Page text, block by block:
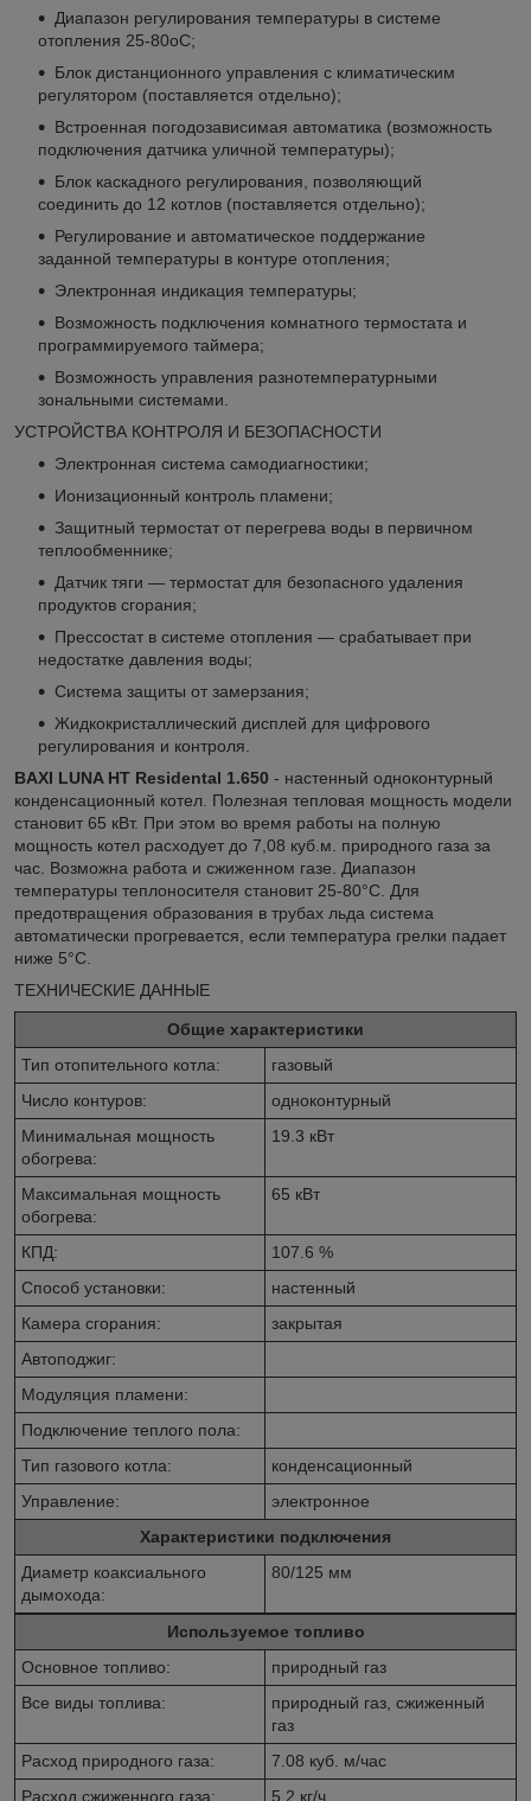
Диапазон регулирования температуры в системе
отопления 25-80оС;
Блок дистанционного управления с климатическим
регулятором (поставляется отдельно);
Встроенная погодозависимая автоматика (возможность
подключения датчика уличной температуры);
Блок каскадного регулирования, позволяющий
соединить до 12 котлов (поставляется отдельно);
Регулирование и автоматическое поддержание
заданной температуры в контуре отопления;
Электронная индикация температуры;
Возможность подключения комнатного термостата и
программируемого таймера;
Возможность управления разнотемпературными
зональными системами.
УСТРОЙСТВА КОНТРОЛЯ И БЕЗОПАСНОСТИ
Электронная система самодиагностики;
Ионизационный контроль пламени;
Защитный термостат от перегрева воды в первичном
теплообменнике;
Датчик тяги — термостат для безопасного удаления
продуктов сгорания;
Прессостат в системе отопления — срабатывает при
недостатке давления воды;
Система защиты от замерзания;
Жидкокристаллический дисплей для цифрового
регулирования и контроля.
BAXI LUNA HT Residental 1.650 - настенный одноконтурный
конденсационный котел. Полезная тепловая мощность модели
становит 65 кВт. При этом во время работы на полную
мощность котел расходует до 7,08 куб.м. природного газа за
час. Возможна работа и сжиженном газе. Диапазон
температуры теплоносителя становит 25-80°C. Для
предотвращения образования в трубах льда система
автоматически прогревается, если температура грелки падает
ниже 5°С.
ТЕХНИЧЕСКИЕ ДАННЫЕ
Общие характеристики
Тип отопительного котла:
газовый
Число контуров:
одноконтурный
Минимальная мощность
обогрева:
19.3 кВт
Максимальная мощность
обогрева:
65 кВт
КПД:
107.6 %
Способ установки:
настенный
Камера сгорания:
закрытая
Автоподжиг:
Модуляция пламени:
Подключение теплого пола:
Тип газового котла:
конденсационный
Управление:
электронное
Характеристики подключения
Диаметр коаксиального
дымохода:
80/125 мм
Используемое топливо
Основное топливо:
природный газ
Все виды топлива:
природный газ, сжиженный
газ
Расход природного газа:
7.08 куб. м/час
Расход сжиженного газа:
5.2 кг/ч